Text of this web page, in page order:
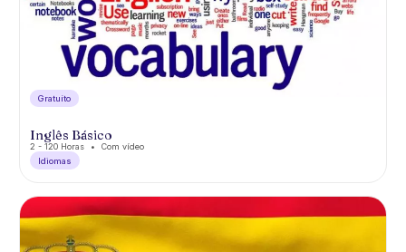
Gratuíto
Inglês Básico
2 - 120 Horas
Com vídeo
Idiomas